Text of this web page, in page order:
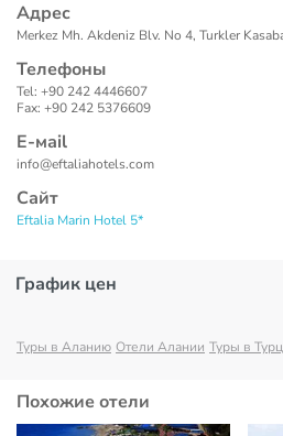
Адрес
Merkez Mh. Akdeniz Blv. No 4, Turkler
Телефоны
Tel: +90 242 4446607
Fax: +90 242 5376609
Е-маil
info@eftaliahotels.com
Сайт
Eftalia Marin Hotel 5*
График цен
Туры в Аланию Отели Алании Туры в
Похожие отели